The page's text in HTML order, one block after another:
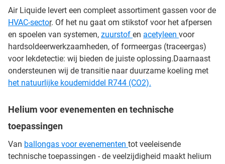
Air Liquide levert een compleet assortiment gassen voor de
HVAC-sector. Of het nu gaat om stikstof voor het afpersen
en spoelen van systemen, zuurstof en acetyleen voor
hardsoldeerwerkzaamheden, of formeergas (traceergas)
voor lekdetectie: wij bieden de juiste oplossing.Daarnaast
ondersteunen wij de transitie naar duurzame koeling met
het natuurlijke koudemiddel R744 (CO2).
Helium voor evenementen en technische
toepassingen
Van ballongas voor evenementen tot veeleisende
technische toepassingen - de veelzijdigheid maakt helium